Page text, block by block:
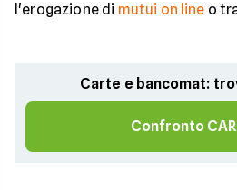
l'erogazione di mutui on line o
Carte e bancomat:
Confronto